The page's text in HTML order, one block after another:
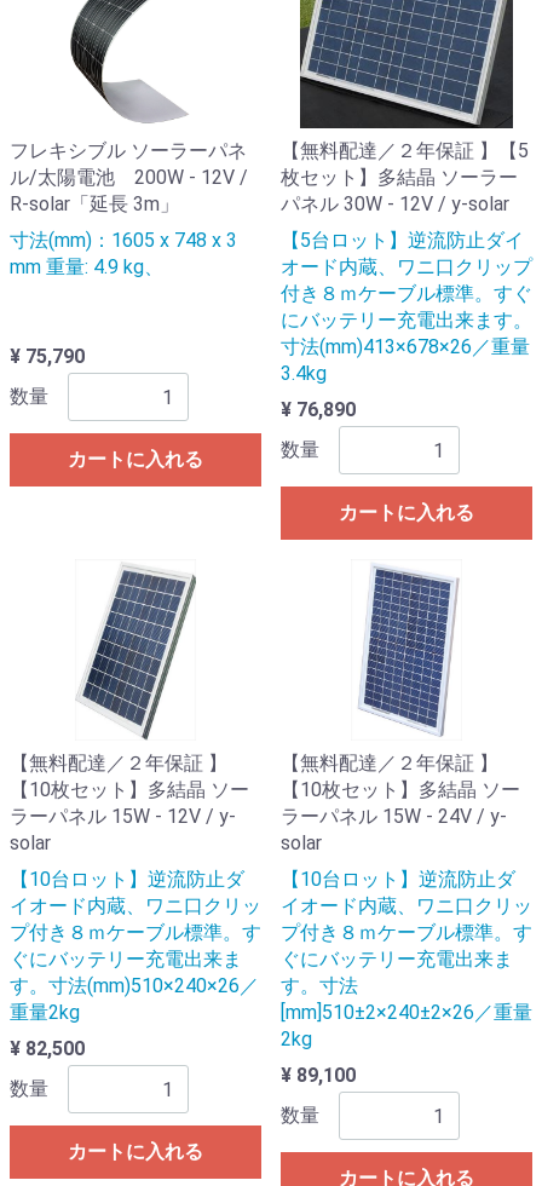
フレキシブル ソーラーパネ
ル/太陽電池 200W - 12V /
R-solar「延長 3m」
寸法(mm)：1605 x 748 x 3
mm 重量: 4.9 kg、
¥ 75,790
数量
カートに入れる
【無料配達／２年保証 】【5
枚セット】多結晶 ソーラー
パネル 30W - 12V / y-solar
【5台ロット】逆流防止ダイ
オード内蔵、ワニ口クリップ
付き８ｍケーブル標準。すぐ
にバッテリー充電出来ます。
寸法(mm)413×678×26／重量
3.4kg
¥ 76,890
数量
カートに入れる
【無料配達／２年保証 】
【10枚セット】多結晶 ソー
ラーパネル 15W - 12V / y-
solar
【10台ロット】逆流防止ダ
イオード内蔵、ワニ口クリッ
プ付き８ｍケーブル標準。す
ぐにバッテリー充電出来ま
す。寸法(mm)510×240×26／
重量2kg
¥ 82,500
数量
カートに入れる
【無料配達／２年保証 】
【10枚セット】多結晶 ソー
ラーパネル 15W - 24V / y-
solar
【10台ロット】逆流防止ダ
イオード内蔵、ワニ口クリッ
プ付き８ｍケーブル標準。す
ぐにバッテリー充電出来ま
す。寸法
[mm]510±2×240±2×26／重量
2kg
¥ 89,100
数量
カートに入れる